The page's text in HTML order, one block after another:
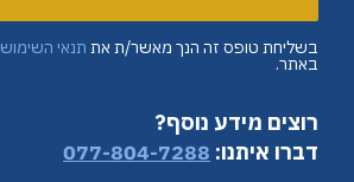
בשליחת טופס זה הנך מאשר/ת את תנאי השימוש
באתר.
רוצים מידע נוסף?
דברו איתנו: 077-804-7288